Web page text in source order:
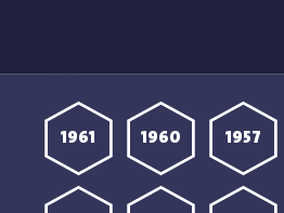
1957
1960
1961